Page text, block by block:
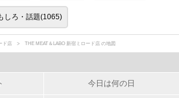
しろ・話題(1065)
ド店 THE MEAT＆LABO 新宿ミロード店 の地図
今日は何の日